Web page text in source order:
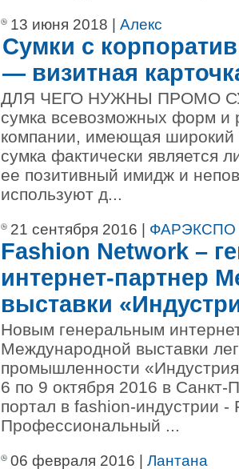
13 июня 2018 | Алекс
Сумки с
— визитная
ДЛЯ ЧЕГО НУЖНЫ ПРОМО
сумка всевозможных форм и
компании, имеющая широкий
сумка фактически является
ее позитивный имидж и
используют д...
21 сентября 2016 | ФАРЭКСПО
Fashion Network –
интернет-партнер
выставки
Новым генеральным
Международной выставки
промышленности
6 по 9 октября 2016 в Санкт-
портал в fashion-индустрии -
Профессиональный ...
06 февраля 2016 | Лантана